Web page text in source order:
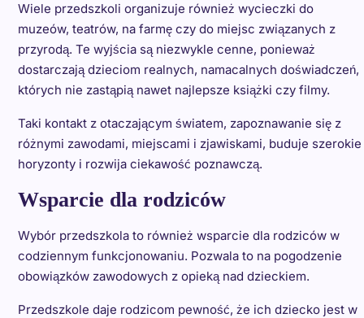
Wiele przedszkoli organizuje również wycieczki do
muzeów, teatrów, na farmę czy do miejsc związanych z
przyrodą. Te wyjścia są niezwykle cenne, ponieważ
dostarczają dzieciom realnych, namacalnych doświadczeń,
których nie zastąpią nawet najlepsze książki czy filmy.
Taki kontakt z otaczającym światem, zapoznawanie się z
różnymi zawodami, miejscami i zjawiskami, buduje szerokie
horyzonty i rozwija ciekawość poznawczą.
Wsparcie dla rodziców
Wybór przedszkola to również wsparcie dla rodziców w
codziennym funkcjonowaniu. Pozwala to na pogodzenie
obowiązków zawodowych z opieką nad dzieckiem.
Przedszkole daje rodzicom pewność, że ich dziecko jest w